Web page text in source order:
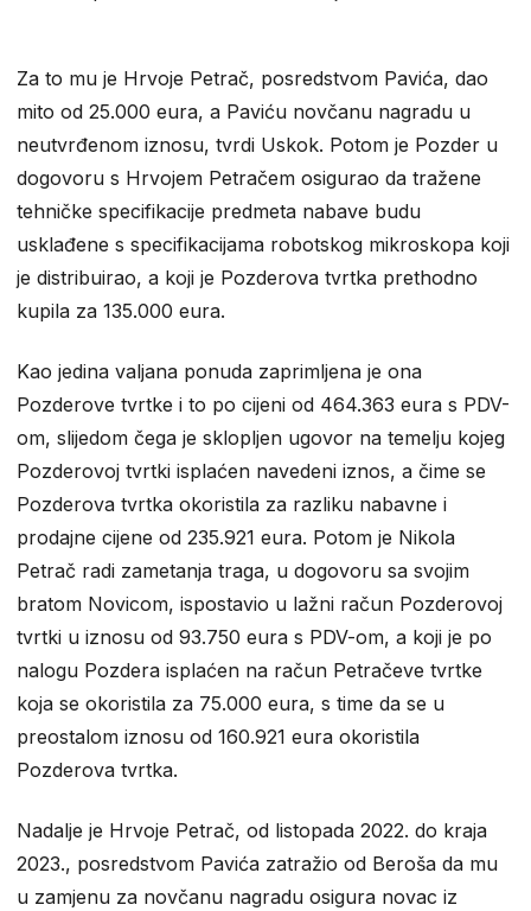
Za to mu je Hrvoje Petrač, posredstvom Pavića, dao
mito od 25.000 eura, a Paviću novčanu nagradu u
neutvrđenom iznosu, tvrdi Uskok. Potom je Pozder u
dogovoru s Hrvojem Petračem osigurao da tražene
tehničke specifikacije predmeta nabave budu
usklađene s specifikacijama robotskog mikroskopa koji
je distribuirao, a koji je Pozderova tvrtka prethodno
kupila za 135.000 eura.
Kao jedina valjana ponuda zaprimljena je ona
Pozderove tvrtke i to po cijeni od 464.363 eura s PDV-
om, slijedom čega je sklopljen ugovor na temelju kojeg
Pozderovoj tvrtki isplaćen navedeni iznos, a čime se
Pozderova tvrtka okoristila za razliku nabavne i
prodajne cijene od 235.921 eura. Potom je Nikola
Petrač radi zametanja traga, u dogovoru sa svojim
bratom Novicom, ispostavio u lažni račun Pozderovoj
tvrtki u iznosu od 93.750 eura s PDV-om, a koji je po
nalogu Pozdera isplaćen na račun Petračeve tvrtke
koja se okoristila za 75.000 eura, s time da se u
preostalom iznosu od 160.921 eura okoristila
Pozderova tvrtka.
Nadalje je Hrvoje Petrač, od listopada 2022. do kraja
2023., posredstvom Pavića zatražio od Beroša da mu
u zamjenu za novčanu nagradu osigura novac iz